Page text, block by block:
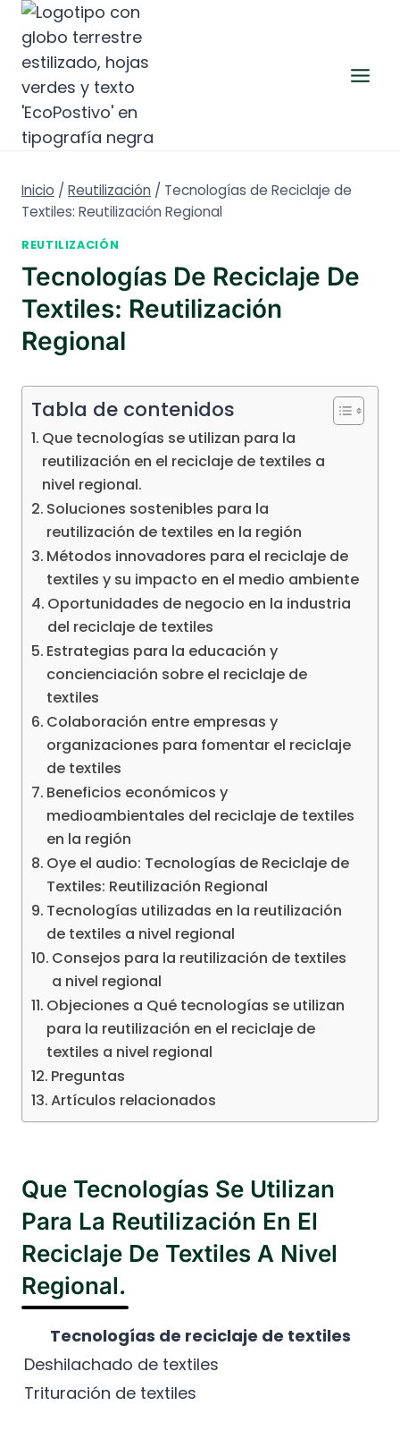
Saltar
contenido
Inicio / Reutilización / Tecnologías de Reciclaje de
Textiles: Reutilización Regional
REUTILIZACIÓN
Tecnologías De Reciclaje De
Textiles: Reutilización
Regional
Tabla de contenidos
Que tecnologías se utilizan para la
reutilización en el reciclaje de textiles a
nivel regional.
Soluciones sostenibles para la
reutilización de textiles en la región
Métodos innovadores para el reciclaje de
textiles y su impacto en el medio ambiente
Oportunidades de negocio en la industria
del reciclaje de textiles
Estrategias para la educación y
concienciación sobre el reciclaje de
textiles
Colaboración entre empresas y
organizaciones para fomentar el reciclaje
de textiles
Beneficios económicos y
medioambientales del reciclaje de textiles
en la región
Oye el audio: Tecnologías de Reciclaje de
Textiles: Reutilización Regional
Tecnologías utilizadas en la reutilización
de textiles a nivel regional
Consejos para la reutilización de textiles
a nivel regional
Objeciones a Qué tecnologías se utilizan
para la reutilización en el reciclaje de
textiles a nivel regional
Preguntas
Artículos relacionados
Que Tecnologías Se Utilizan
Para La Reutilización En El
Reciclaje De Textiles A Nivel
Regional.
Tecnologías de reciclaje de textiles
Deshilachado de textiles
Trituración de textiles